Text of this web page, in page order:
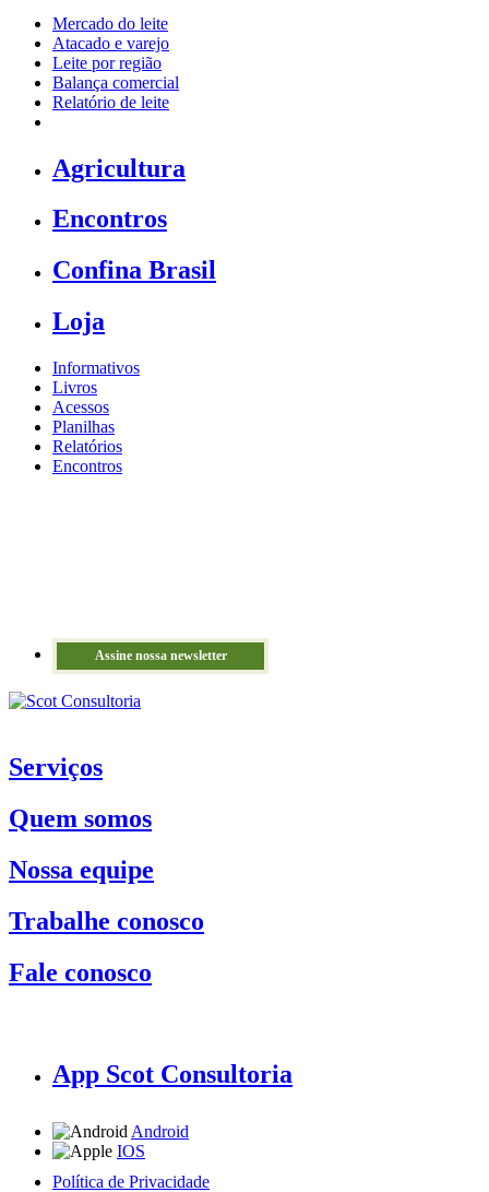
Mercado do leite
Atacado e varejo
Leite por região
Balança comercial
Relatório de leite
Agricultura
Encontros
Confina Brasil
Loja
Informativos
Livros
Acessos
Planilhas
Relatórios
Encontros
Assine nossa newsletter
Serviços
Quem somos
Nossa equipe
Trabalhe conosco
Fale conosco
App Scot Consultoria
Android
IOS
Política de Privacidade